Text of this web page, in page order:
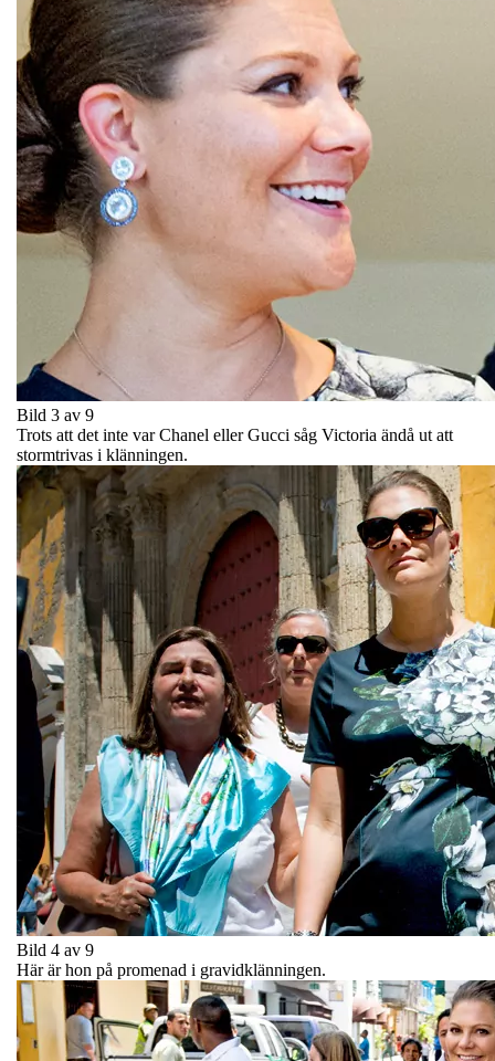
Bild 3 av 9
Trots att det inte var Chanel eller Gucci såg Victoria ändå ut att
stormtrivas i klänningen.
Bild 4 av 9
Här är hon på promenad i gravidklänningen.